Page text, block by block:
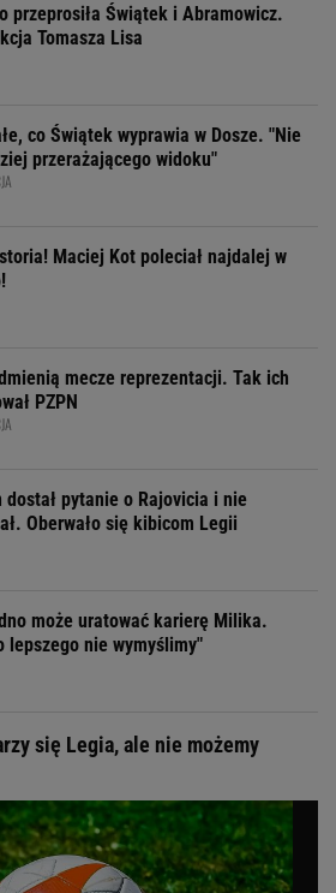
przeprosiła Świątek i Abramowicz.
Tomasza Lisa
co Świątek wyprawia w Dosze. "Nie
przerażającego widoku"
Maciej Kot poleciał najdalej w
mecze reprezentacji. Tak ich
PZPN
dostał pytanie o Rajovicia i nie
Oberwało się kibicom Legii
może uratować karierę Milika.
lepszego nie wymyślimy"
się Legia, ale nie możemy